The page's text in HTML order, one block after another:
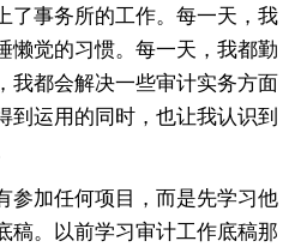
了事务所的工作。每一天，我
懒觉的习惯。每一天，我都勤
我都会解决一些审计实务方面
到运用的同时，也让我认识到
参加任何项目，而是先学习他
稿。以前学习审计工作底稿那